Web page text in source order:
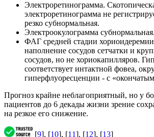
Электроретинограмма.
электроретинограмма не
резко субнормальная.
Электроокулограмма субнормальная.
ФАГ средней стадии
наполнение сосудов сетчатки и
сосудов, но не хориокапилляров.
соответствует интактной фовеа,
гиперфлуоресценции - с
Прогноз крайне неблагоприятный, но у
пациентов до 6 декады жизни зрение
на резкое его снижение.
[9], [10], [11], [12], [13]